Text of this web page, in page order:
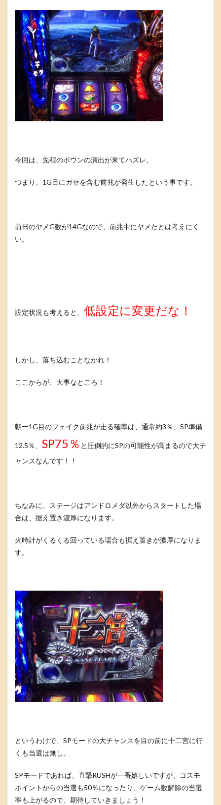
今回は、先程のボウンの演出が来てハズレ。
つまり、1G目にガセを含む前兆が発生したという事です。
前日のヤメG数が14Gなので、前兆中にヤメたとは考えにく
い。
設定状況も考えると、 低設定に変更だな！
しかし、落ち込むことなかれ！
ここからが、大事なところ！
朝一1G目のフェイク前兆が走る確率は、通常約3％、SP準備
12.5％、 SP75％ と圧倒的にSPの可能性が高まるので大チ
ャンスなんです！！
ちなみに、ステージはアンドロメダ以外からスタートした場
合は、据え置き濃厚になります。
火時計がくるくる回っている場合も据え置きが濃厚になりま
す。
というわけで、SPモードの大チャンスを目の前に十二宮に行
くも当選は無し。
SPモードであれば、直撃RUSHが一番嬉しいですが、コスモ
ポイントからの当選も50％になったり、ゲーム数解除の当選
率も上がるので、期待していきましょう！